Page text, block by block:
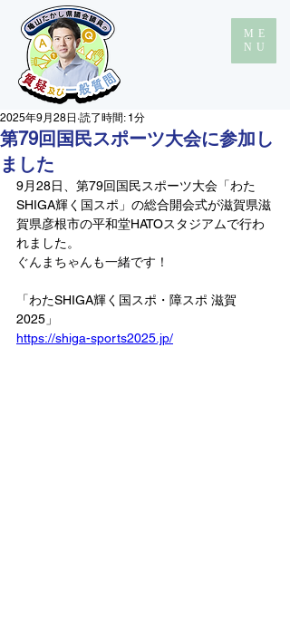
ME
NU
第79回国民スポーツ大会に参加し
ました
2025年9月28日 読了時間: 1分
9月28日、第79回国民スポーツ大会「わた
SHIGA輝く国スポ」の総合開会式が滋賀県滋
賀県彦根市の平和堂HATOスタジアムで行わ
れました。
ぐんまちゃんも一緒です！
「わたSHIGA輝く国スポ・障スポ 滋賀
2025」
https://shiga-sports2025.jp/